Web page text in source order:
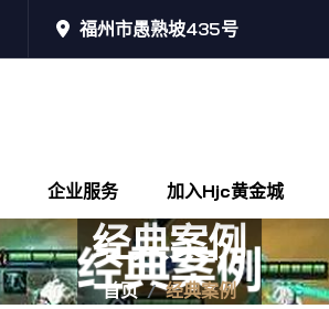
福州市愚熟坡435号
企业服务 加入hjc黄金城
经典案例
首页 经典案例